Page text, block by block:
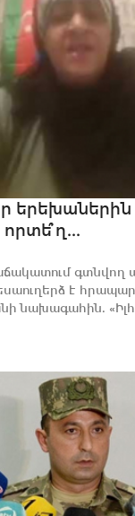
գտնվող
է
նախագահին.